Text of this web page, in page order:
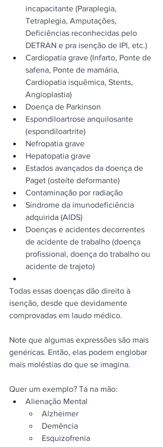
incapacitante (Paraplegia,
Tetraplegia, Amputações,
Deficiências reconhecidas pelo
DETRAN e pra isenção de IPI, etc.)
Cardiopatia grave (Infarto, Ponte de
safena, Ponte de mamária,
Cardiopatia isquêmica, Stents,
Angioplastia)
Doença de Parkinson
Espondiloartrose anquilosante
(espondiloartrite)
Nefropatia grave
Hepatopatia grave
Estados avançados da doença de
Paget (osteíte deformante)
Contaminação por radiação
Síndrome da imunodeficiência
adquirida (AIDS)
Doenças e acidentes decorrentes
de acidente de trabalho (doença
profissional, doença do trabalho ou
acidente de trajeto)
Todas essas doenças dão direito à
isenção, desde que devidamente
comprovadas em laudo médico.
Note que algumas expressões são mais
genéricas. Então, elas podem englobar
mais moléstias do que se imagina.
Quer um exemplo? Tá na mão:
Alienação Mental
Alzheimer
Demência
Esquizofrenia